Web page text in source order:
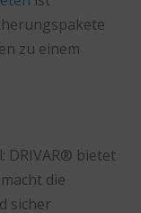
zu einem
DRIVAR® bietet
die
sicher